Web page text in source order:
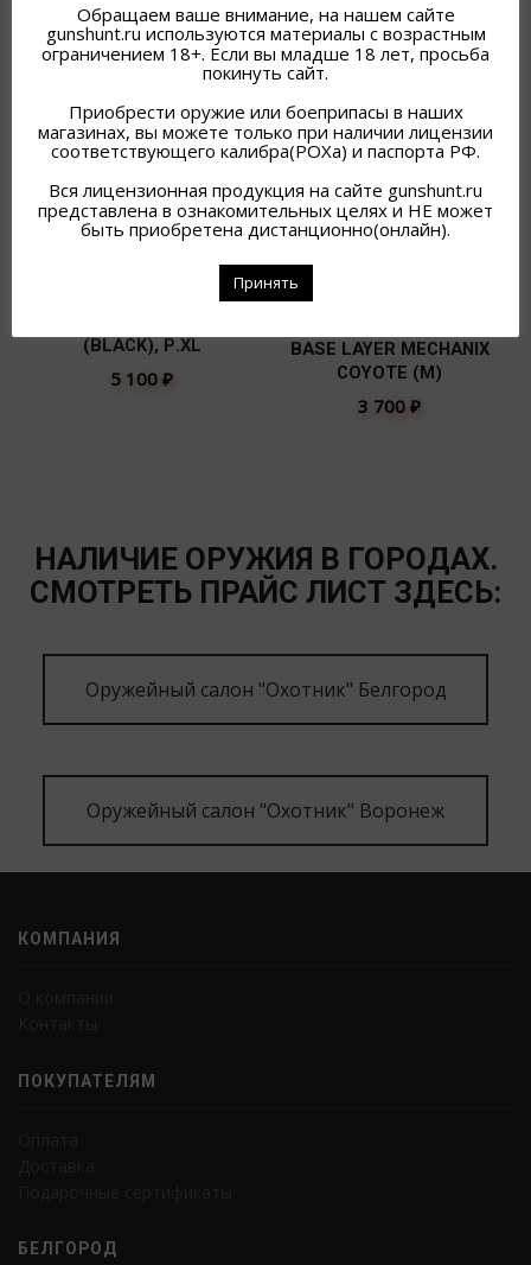
ПЕРЧАТКИ MECHANIX PRECISION
(BLACK), Р.XL
5 100 ₽
BASE LAYER MECHANIX
COYOTE (M)
3 700 ₽
НАЛИЧИЕ ОРУЖИЯ В ГОРОДАХ.
СМОТРЕТЬ ПРАЙС ЛИСТ ЗДЕСЬ:
Оружейный салон "Охотник" Белгород
Оружейный салон "Охотник" Воронеж
КОМПАНИЯ
ПОКУПАТЕЛЯМ
БЕЛГОРОД
Обращаем ваше внимание, на нашем сайте
gunshunt.ru используются материалы с возрастным
ограничением 18+. Если вы младше 18 лет, просьба
покинуть сайт.
Приобрести оружие или боеприпасы в наших
магазинах, вы можете только при наличии лицензии
соответствующего калибра(РОХа) и паспорта РФ.
Вся лицензионная продукция на сайте gunshunt.ru
представлена в ознакомительных целях и НЕ может
быть приобретена дистанционно(онлайн).
Принять